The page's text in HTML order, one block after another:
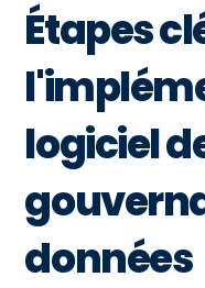
Étapes
logiciel
données